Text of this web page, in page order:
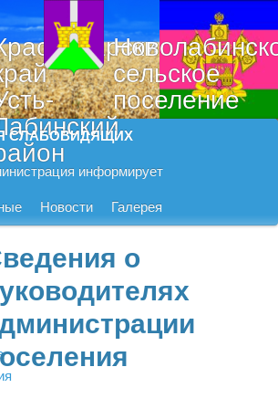
сельское
поселение
СЛАБОВИДЯЩИХ
информирует
Новости Галерея
о